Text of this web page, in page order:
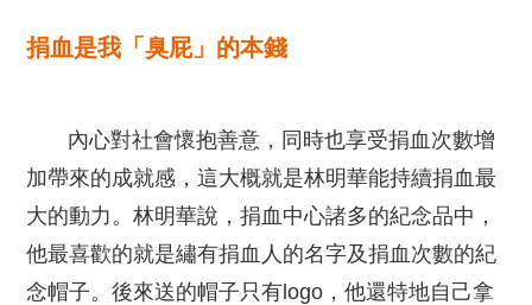
捐血是我「臭屁」的本錢
內心對社會懷抱善意，同時也享受捐血次數增
加帶來的成就感，這大概就是林明華能持續捐血最
大的動力。林明華說，捐血中心諸多的紀念品中，
他最喜歡的就是繡有捐血人的名字及捐血次數的紀
念帽子。後來送的帽子只有logo，他還特地自己拿